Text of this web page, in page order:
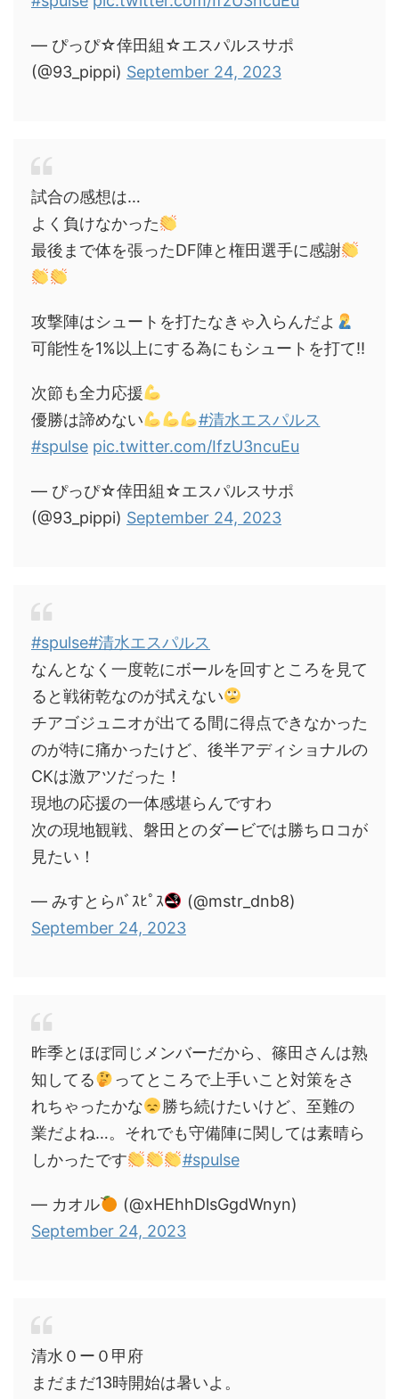
— ぴっぴ☆倖田組☆エスパルスサポ
(@93_pippi) September 24, 2023
試合の感想は…
よく負けなかった
最後まで体を張ったDF陣と権田選手に感謝
攻撃陣はシュートを打たなきゃ入らんだよ
可能性を1%以上にする為にもシュートを打て‼︎
次節も全力応援
優勝は諦めない
#清水エスパルス
#spulse pic.twitter.com/IfzU3ncuEu
— ぴっぴ☆倖田組☆エスパルスサポ
(@93_pippi) September 24, 2023
#spulse#清水エスパルス
なんとなく一度乾にボールを回すところを見て
ると戦術乾なのが拭えない
チアゴジュニオが出てる間に得点できなかった
のが特に痛かったけど、後半アディショナルの
CKは激アツだった！
現地の応援の一体感堪らんですわ
次の現地観戦、磐田とのダービでは勝ちロコが
見たい！
— みすとらﾊﾞｽﾋﾟｽ
(@mstr_dnb8)
September 24, 2023
昨季とほぼ同じメンバーだから、篠田さんは熟
知してる
ってところで上手いこと対策をさ
れちゃったかな
勝ち続けたいけど、至難の
業だよね…。それでも守備陣に関しては素晴ら
しかったです
#spulse
— カオル
(@xHEhhDlsGgdWnyn)
September 24, 2023
清水０ー０甲府
まだまだ13時開始は暑いよ。